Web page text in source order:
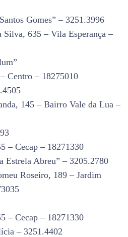
Gomes” – 3251.3996
635 – Vila Esperança –
Centro – 18275010
145 – Bairro Vale da Lua –
– Cecap – 18271330
Estrela Abreu” – 3205.2780
Roseiro, 189 – Jardim
– Cecap – 18271330
– 3251.4402